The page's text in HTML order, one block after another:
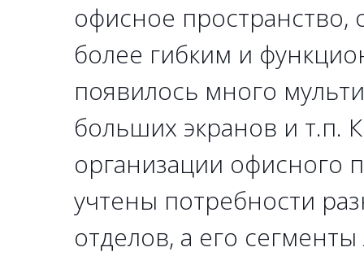
офисное пространство,
более гибким и
появилось много
больших экранов и т.п.
организации офисного
учтены потребности
отделов, а его сегменты